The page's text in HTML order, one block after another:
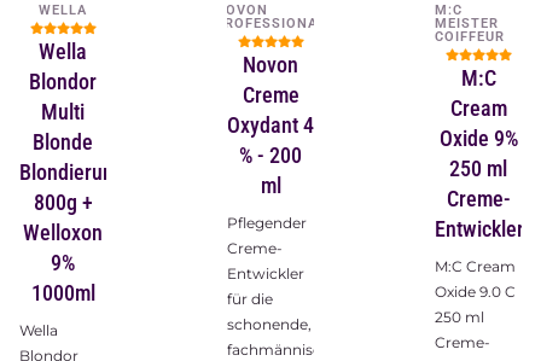
WELLA
Wella
Blondor
Multi
Blonde
Blondierung
800g +
Welloxon
9%
1000ml
Wella
Blondor
NOVON
PROFESSIONAL
Novon
Creme
Oxydant 4
% - 200
ml
Pflegender
Creme-
Entwickler
für die
schonende,
fachmännische
M:C
MEISTER
COIFFEUR
M:C
Cream
Oxide 9%
250 ml
Creme-
Entwickler
M:C Cream
Oxide 9.0 C
250 ml
Creme-